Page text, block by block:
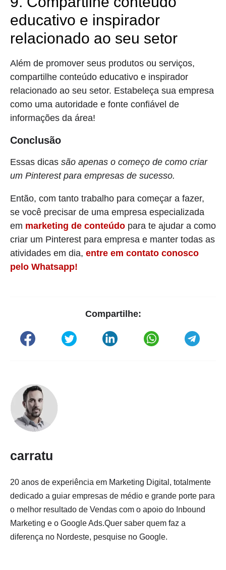
educativo e inspirador
relacionado ao seu setor
Além de promover seus produtos ou serviços,
compartilhe conteúdo educativo e inspirador
relacionado ao seu setor. Estabeleça sua empresa
como uma autoridade e fonte confiável de
informações da área!
Conclusão
Essas dicas são apenas o começo de como criar
um Pinterest para empresas de sucesso.
Então, com tanto trabalho para começar a fazer,
se você precisar de uma empresa especializada
em marketing de conteúdo para te ajudar a como
criar um Pinterest para empresa e manter todas as
atividades em dia, entre em contato conosco
pelo Whatsapp!
Compartilhe:
carratu
20 anos de experiência em Marketing Digital, totalmente
dedicado a guiar empresas de médio e grande porte para
o melhor resultado de Vendas com o apoio do Inbound
Marketing e o Google Ads.Quer saber quem faz a
diferença no Nordeste, pesquise no Google.